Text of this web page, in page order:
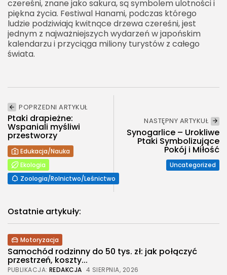
czereśni, znane jako sakura, są symbolem ulotności i
piękna życia. Festiwal Hanami, podczas którego
ludzie podziwiają kwitnące drzewa czereśni, jest
jednym z najważniejszych wydarzeń w japońskim
kalendarzu i przyciąga miliony turystów z całego
świata.
POPRZEDNI ARTYKUŁ
Ptaki drapieżne:
Wspaniali myśliwi
przestworzy
Edukacja/Nauka
Ekologia
Zoologia/Rolnictwo/Leśnictwo
NASTĘPNY ARTYKUŁ
Synogarlice – Urokliwe
Ptaki Symbolizujące
Pokój i Miłość
Uncategorized
Ostatnie artykuły:
Motoryzacja
Samochód rodzinny do 50 tys. zł: jak połączyć
przestrzeń, koszty...
PUBLIKACJA: REDAKCJA 4 SIERPNIA, 2026